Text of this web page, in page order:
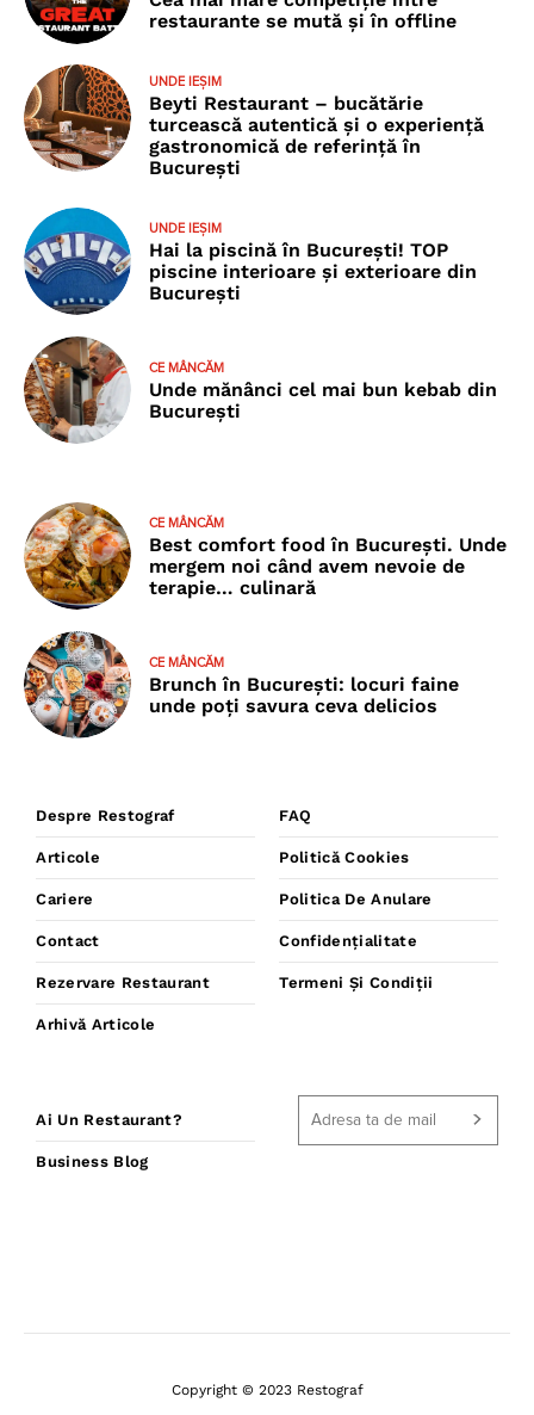
restaurante se mută și în offline
UNDE IEȘIM
Beyti Restaurant – bucătărie
turcească autentică și o experiență
gastronomică de referință în
București
UNDE IEȘIM
Hai la piscină în București! TOP
piscine interioare și exterioare din
București
CE MÂNCĂM
Unde mănânci cel mai bun kebab din
București
CE MÂNCĂM
Best comfort food în București. Unde
mergem noi când avem nevoie de
terapie… culinară
CE MÂNCĂM
Brunch în București: locuri faine
unde poţi savura ceva delicios
Despre Restograf
Articole
Cariere
Contact
Rezervare Restaurant
Arhivă Articole
FAQ
Politică Cookies
Politica De Anulare
Confidențialitate
Termeni Și Condiții
Ai Un Restaurant?
Business Blog
Copyright © 2023 Restograf